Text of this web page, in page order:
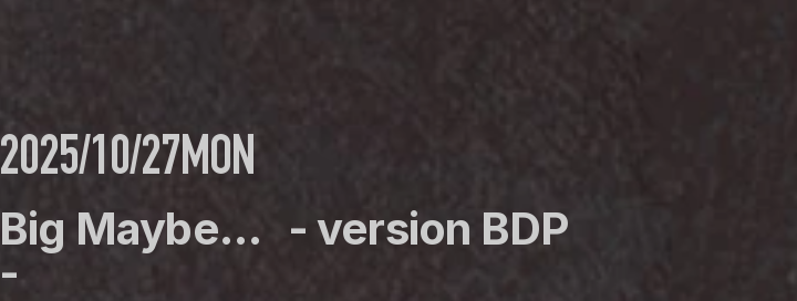
2025/10/27MON
Big Maybe…   - version BDP
-